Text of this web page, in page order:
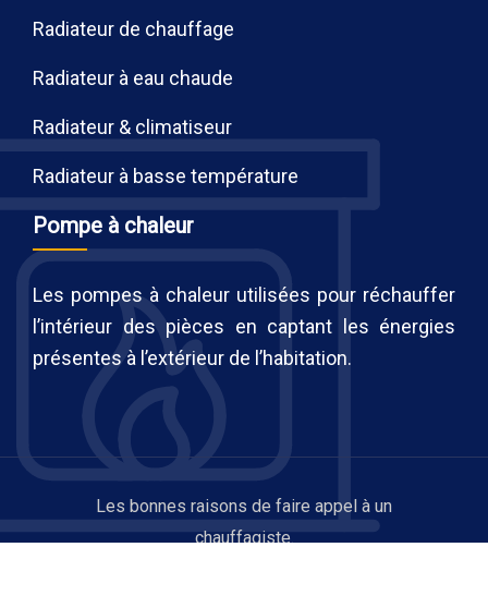
Radiateur de chauffage
Radiateur à eau chaude
Radiateur & climatiseur
Radiateur à basse température
Pompe à chaleur
Les pompes à chaleur utilisées pour réchauffer
l’intérieur des pièces en captant les énergies
présentes à l’extérieur de l’habitation.
Les bonnes raisons de faire appel à un
chauffagiste.